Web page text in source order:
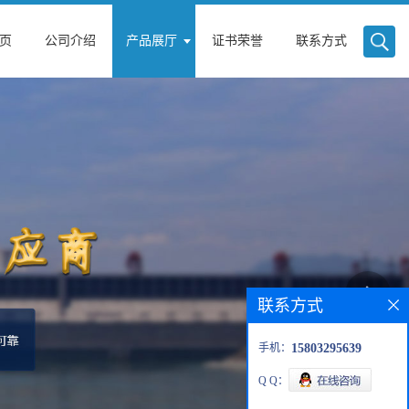
公司介绍 产品展厅 证书荣誉 联系方式
联系方式
手机： 15803295639
Q Q：